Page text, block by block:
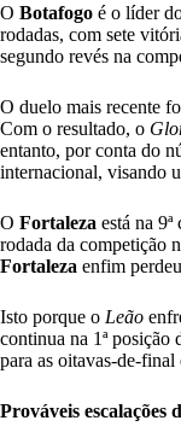
O Botafogo é o líder
rodadas, com sete
segundo revés na
O duelo mais recente
Com o resultado, o
entanto, por conta do
internacional, visando
O Fortaleza está na
rodada da competição
Fortaleza enfim
Isto porque o Leão
continua na 1ª posição
para as oitavas-de-
Prováveis escalações